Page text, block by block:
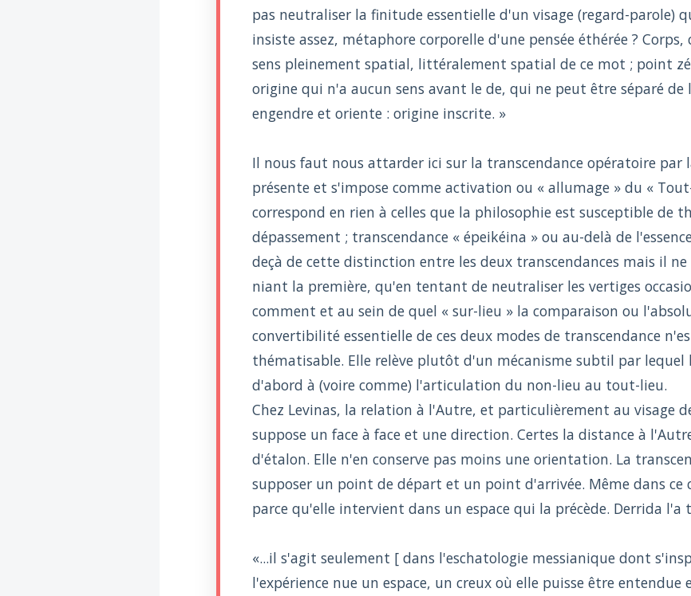
pas neutraliser la finitude essentielle d'un visage (regard-parole)
insiste assez, métaphore corporelle d'une pensée éthérée ?
sens pleinement spatial, littéralement spatial de ce mot ; point
origine qui n'a aucun sens avant le de, qui ne peut être séparé
engendre et oriente : origine inscrite. »
Il nous faut nous attarder ici sur la transcendance opératoire par
présente et s'impose comme activation ou « allumage » du «
correspond en rien à celles que la philosophie est susceptible de
dépassement ; transcendance « épeikéina » ou au-delà de
deçà de cette distinction entre les deux transcendances mais il
niant la première, qu'en tentant de neutraliser les vertiges
comment et au sein de quel « sur-lieu » la comparaison ou
convertibilité essentielle de ces deux modes de transcendance
thématisable. Elle relève plutôt d'un mécanisme subtil par lequel
d'abord à (voire comme) l'articulation du non-lieu au tout-lieu.
Chez Levinas, la relation à l'Autre, et particulièrement au visage
suppose un face à face et une direction. Certes la distance à
d'étalon. Elle n'en conserve pas moins une orientation. La
supposer un point de départ et un point d'arrivée. Même dans ce
parce qu'elle intervient dans un espace qui la précède. Derrida
«...il s'agit seulement [ dans l'eschatologie messianique dont
l'expérience nue un espace, un creux où elle puisse être entendue